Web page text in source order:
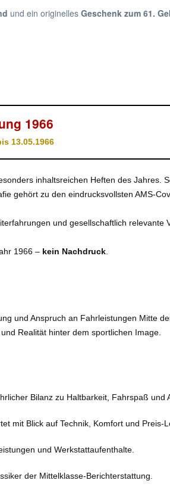
und ein originelles Geschenk zum 61.
1966
13.05.1966
inhaltsreichen Heften des Jahres.
gehört zu den eindrucksvollsten AMS-
und gesellschaftlich
1966 – kein Nachdruck
und Anspruch an Fahrleistungen Mitte
Realität hinter dem sportlichen Image.
Bilanz zu Haltbarkeit, Fahrspaß und
mit Blick auf Technik, Komfort und Preis-
und Werkstattaufenthalte.
der Mittelklasse-Berichterstattung.